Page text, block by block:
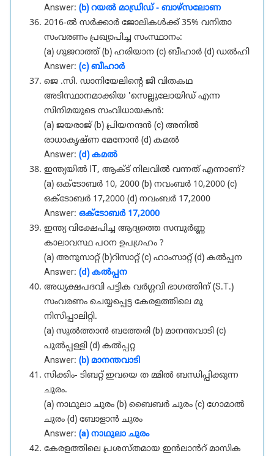
Answer: (b) റയൽ മാഡ്രിഡ് - ബാഴ്സലോണ
2016-ൽ സർക്കാർ ജോലികൾക്ക് 35% വനിതാ
സംവരണം പ്രഖ്യാപിച്ച സംസ്ഥാനം:
(a) ഗുജറാത്ത് (b) ഹരിയാന (c) ബീഹാർ (d) ഡൽഹി
Answer: (c) ബീഹാർ
ജെ .സി. ഡാനിയേലിന്റെ ജീ വിതകഥ
അടിസ്ഥാനമാക്കിയ 'സെല്ലുലോയിഡ് എന്ന
സിനിമയുടെ സംവിധായകൻ:
(a) ജയരാജ് (b) പ്രിയനന്ദൻ (c) അനിൽ
രാധാകൃഷ്ണ മേനോൻ (d) കമൽ
Answer: (d) കമൽ
ഇന്ത്യയിൽ IT, ആക്ട് നിലവിൽ വന്നത് എന്നാണ്?
(a) ഒക്ടോബർ 10, 2000 (b) നവംബർ 10,2000 (c)
ഒക്ടോബർ 17,2000 (d) നവംബർ 17,2000
Answer: ഒക്ടോബർ 17,2000
ഇന്ത്യ വിക്ഷേപിച്ച ആദ്യത്തെ സമ്പുർണ്ണ
കാലാവസ്ഥ പഠന ഉപഗ്രഹം ?
(a) അനുസാറ്റ് (b)റിസാറ്റ് (c) ഹാംസാറ്റ് (d) കൽപ്പന
Answer: (d) കൽപ്പന
അധ്യക്ഷപദവി പട്ടിക വർഗ്ഗവി ഭാഗത്തിന് (S.T.)
സംവരണം ചെയ്യപ്പെട്ട കേരളത്തിലെ മു
നിസിപ്പാലിറ്റി.
(a) സുൽത്താൻ ബത്തേരി (b) മാനന്തവാടി (c)
പുൽപ്പള്ളി (d) കൽപ്പറ്റ
Answer: (b) മാനന്തവാടി
സിക്കിം- ടിബറ്റ് ഇവയെ ത മ്മിൽ ബന്ധിപ്പിക്കുന്ന
ചുരം.
(a) നാഥുലാ ചുരം (b) ബൈബർ ചുരം (c) ഗോമാൽ
ചുരം (d) ബോളാൻ ചുരം
Answer: (a) നാഥുലാ ചുരം
കേരളത്തിലെ പ്രശസ്തമായ ഇൻലാൻറ് മാസിക